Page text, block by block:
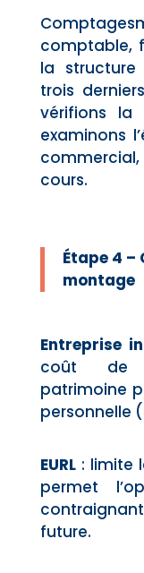
comptable,
la structure
trois
vérifions
examinons
cours.
Étape 4
montage
Entreprise
coût de
patrimoine
personnelle
EURL: limite
permet
future.